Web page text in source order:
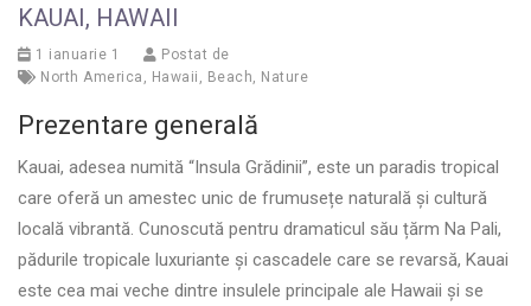
KAUAI, HAWAII
1 ianuarie 1
Postat de
North America , Hawaii , Beach, Nature
Prezentare generală
Kauai, adesea numită “Insula Grădinii”, este un paradis tropical
care oferă un amestec unic de frumusețe naturală și cultură
locală vibrantă. Cunoscută pentru dramaticul său țărm Na Pali,
pădurile tropicale luxuriante și cascadele care se revarsă, Kauai
este cea mai veche dintre insulele principale ale Hawaii și se